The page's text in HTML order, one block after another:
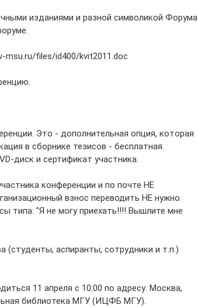
изданиями и разной символикой Форума
msu.ru/files/id400/kvit2011.doc
Это - дополнительная опция, которая
в сборнике тезисов - бесплатная.
диск и сертификат участника.
конференции и по почте НЕ
взнос переводить НЕ нужно.
типа: "Я не могу приехать!!!! Вышлите мне
аспиранты, сотрудники и т.п.)
11 апреля с 10:00 по адресу: Москва,
библиотека МГУ (ИЦФБ МГУ).